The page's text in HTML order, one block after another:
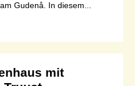
Gudenå. In diesem...
mit